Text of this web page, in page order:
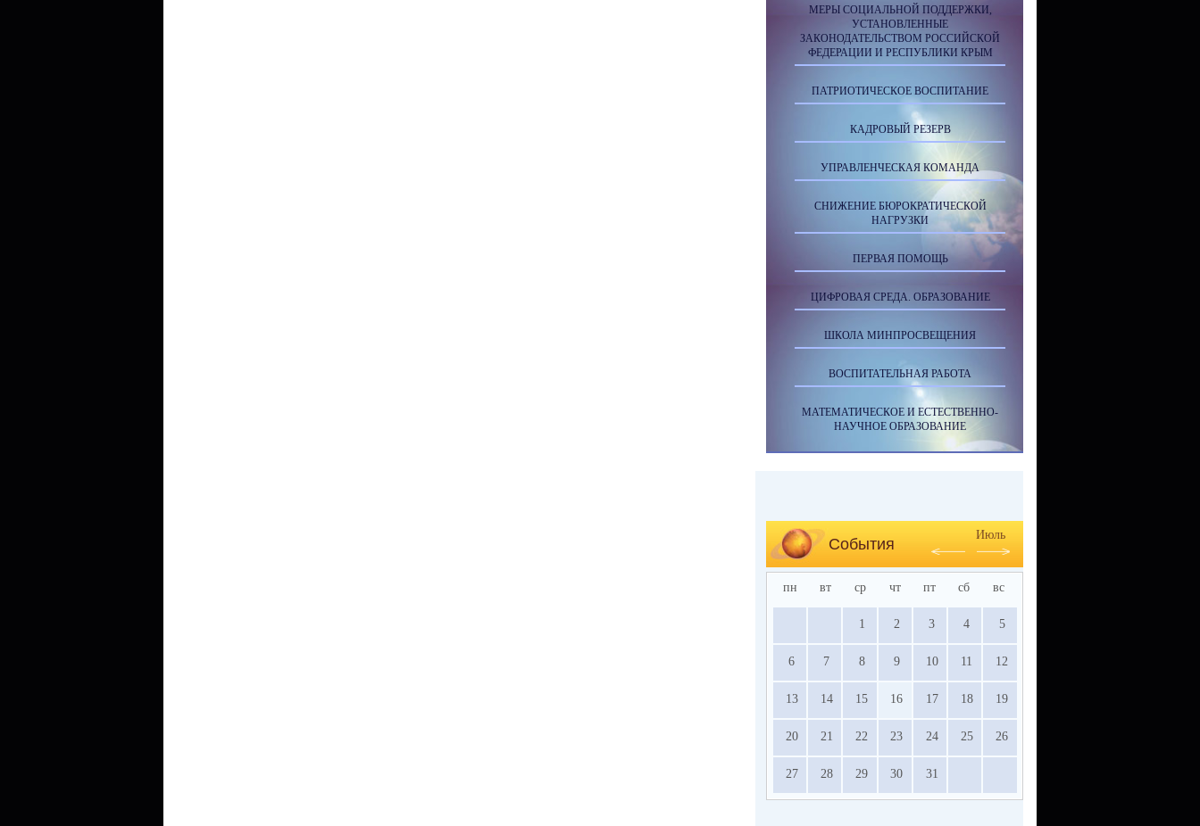
МЕРЫ СОЦИАЛЬНОЙ ПОДДЕРЖКИ,
УСТАНОВЛЕННЫЕ
ЗАКОНОДАТЕЛЬСТВОМ РОССИЙСКОЙ
ФЕДЕРАЦИИ И РЕСПУБЛИКИ КРЫМ
ПАТРИОТИЧЕСКОЕ ВОСПИТАНИЕ
КАДРОВЫЙ РЕЗЕРВ
УПРАВЛЕНЧЕСКАЯ КОМАНДА
СНИЖЕНИЕ БЮРОКРАТИЧЕСКОЙ
НАГРУЗКИ
ПЕРВАЯ ПОМОЩЬ
ЦИФРОВАЯ СРЕДА. ОБРАЗОВАНИЕ
ШКОЛА МИНПРОСВЕЩЕНИЯ
ВОСПИТАТЕЛЬНАЯ РАБОТА
МАТЕМАТИЧЕСКОЕ И ЕСТЕСТВЕННО-
НАУЧНОЕ ОБРАЗОВАНИЕ
События
Июль
пн вт ср чт пт сб вс
1 2 3 4 5
6 7 8 9 10 11 12
13 14 15 16 17 18 19
20 21 22 23 24 25 26
27 28 29 30 31